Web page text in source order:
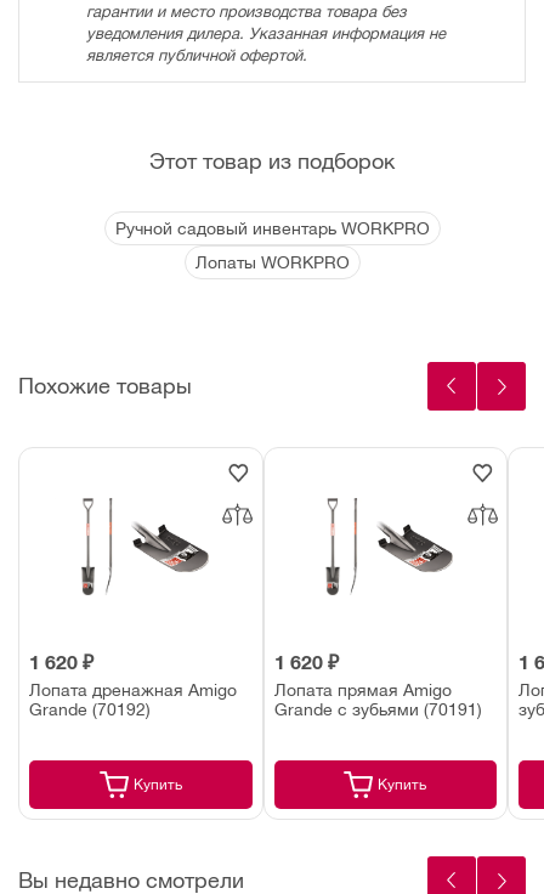
гарантии и место производства товара без
уведомления дилера. Указанная информация не
является публичной офертой.
Этот товар из подборок
Ручной садовый инвентарь WORKPRO
Лопаты WORKPRO
Похожие товары
1 620 ₽
Лопата дренажная Amigo
Grande (70192)
Купить
1 620 ₽
Лопата прямая Amigo
Grande с зубьями (70191)
Купить
1
Вы недавно смотрели